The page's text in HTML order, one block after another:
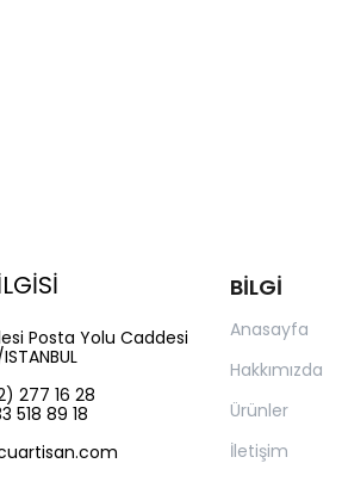
BİLGİ
Anasayfa
Hakkımızda
Ürünler
İletişim
Posta Yolu Caddesi
277 16 28
518 89 18